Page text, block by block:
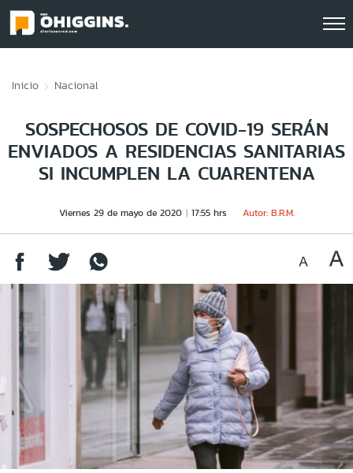
Inicio Nacional
SOSPECHOSOS DE COVID-19 SERÁN
ENVIADOS A RESIDENCIAS SANITARIAS
SI INCUMPLEN LA CUARENTENA
Viernes 29 de mayo de 2020 17:55 hrs Autor: B.R.M.